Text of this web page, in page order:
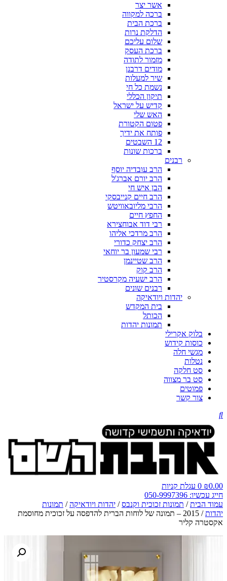
אשר יצר
ברכה למקווה
ברכת הבית
הדלקת נרות
שלום עליכם
ברכת העסק
מזמור לתודה
מודים דרבנן
שיר למעלות
נשמת כל חי
תיקון הכללי
קדיש על ישראל
האש שלי
פטום הקטורת
פותח את ידיך
12 השבטים
ברכות שונות
רבנים
הרב עובדיה יוסף
הרב יורם אברג'ל
הבן איש חי
הרב חיים קנייבסקי
הרבי מליובאוויטש
החפץ חיים
רבי דוד אבוחצירא
הרב מרדכי אליהו
הרב יצחק כדורי
רבי שמעון בר יוחאי
הרב שטיינמן
הרב קוק
הרב ישעיה מקרסטיר
רבנים שונים
יהדות ויודאיקה
בית המקדש
הכותל
תמונות יהדות
בלוק אקרילי
כוסות קידוש
מגשי חלה
נטלות
סט חלקה
סט בר מצווה
פמוטים
צור קשר
₪0.00
0 עגלת קניות
חייג עכשיו: 050-9997396
עמוד הבית/ תמונות זכוכית וקנבס/ יהדות ויודאיקה/ תמונות
יהדות
/ 2015 – תמונה של לוחות הברית להדפסה על זכוכית מחוסמת
אקסטרה קליר